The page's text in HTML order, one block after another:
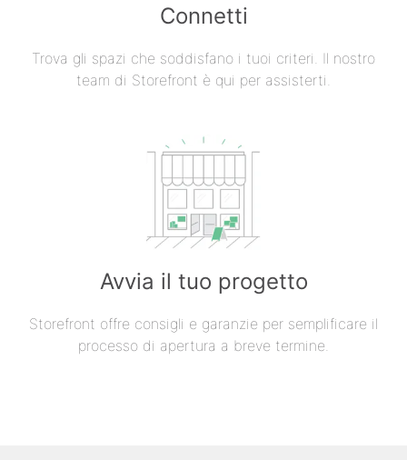
Connetti
Trova gli spazi che soddisfano i tuoi criteri. Il nostro
team di Storefront è qui per assisterti.
Avvia il tuo progetto
Storefront offre consigli e garanzie per semplificare il
processo di apertura a breve termine.